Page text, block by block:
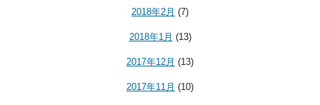
2018年2月 (7)
2018年1月 (13)
2017年12月 (13)
2017年11月 (10)